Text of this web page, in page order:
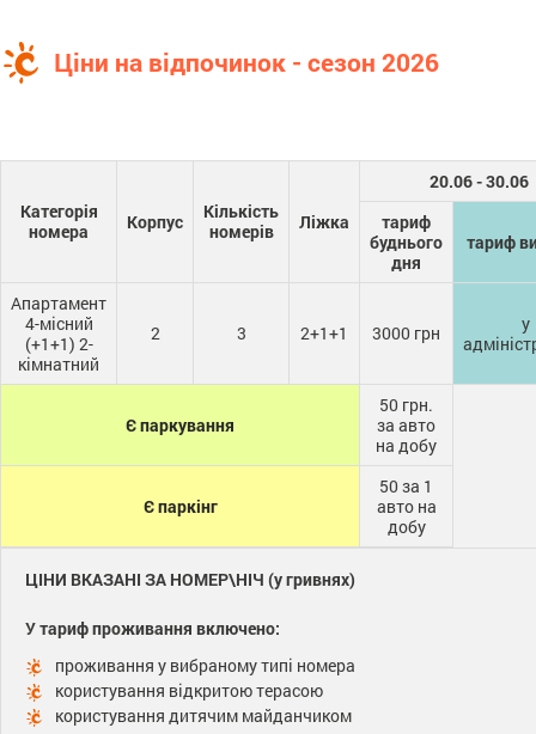
Ціни на відпочинок - сезон 2026
Категорія
номера
Корпус
Кількість
номерів
Ліжка
20.06 - 30.06
тариф
буднього
дня
тариф
Апартамент
4-місний
(+1+1) 2-
кімнатний
2 3 2+1+1 3000 грн
у
Є паркування
50 грн.
за авто
на добу
Є паркінг
50 за 1
авто на
добу
ЦІНИ ВКАЗАНІ ЗА НОМЕР\НІЧ (у гривнях)
У тариф проживання включено:
проживання у вибраному типі номера
користування відкритою терасою
користування дитячим майданчиком